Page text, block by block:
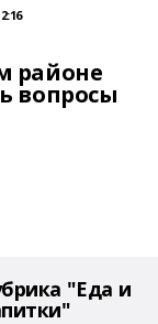
районе
вопросы
"Еда и